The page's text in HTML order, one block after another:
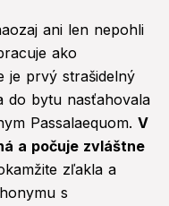
ani len nepohli
ako
je prvý strašidelný
do bytu nasťahovala
Passalaequom. V
a počuje zvláštne
zľakla a
s